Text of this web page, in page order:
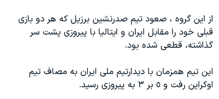
نرگس محمدی برنده جایزه نوبل صلح
همایش محافظه‌کاران آمریکا «سی‌پک»
سفر پرزیدنت ترامپ به چین
از این گروه ، صعود تیم صدرنشین برزیل که هر دو بازی
قبلی خود را مقابل ایران و ایتالیا با پیروزی پشت سر
گذاشته، قطعی شده بود.
این تیم همزمان با دیدارتیم ملی ایران به مصاف تیم
اوکراین رفت و ٥ بر ٣ به پیروزی رسید.